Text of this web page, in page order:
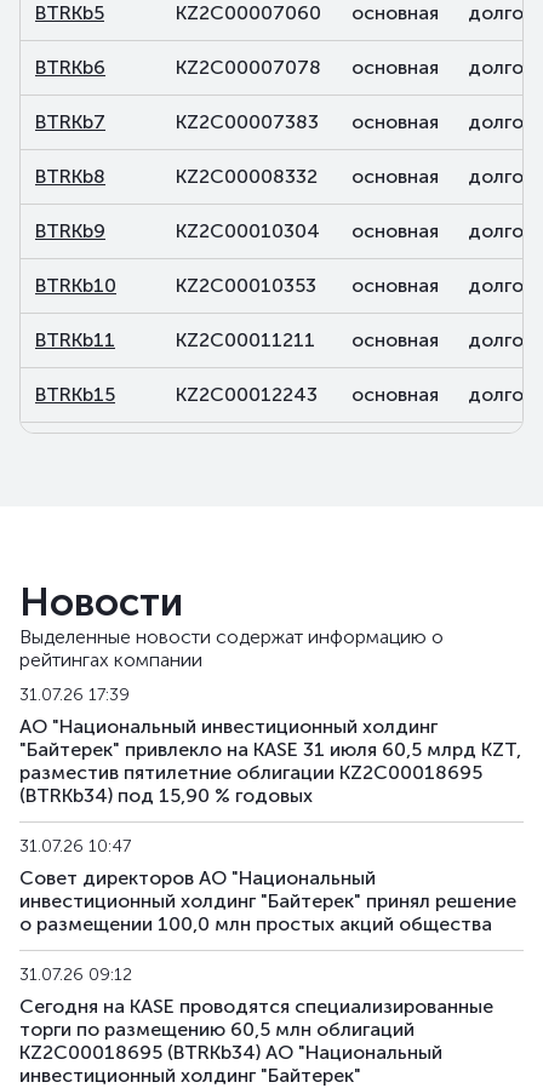
BTRKb5 KZ2C00007060 основная
BTRKb6 KZ2C00007078 основная
BTRKb7 KZ2C00007383 основная
BTRKb8 KZ2C00008332 основная
BTRKb9 KZ2C00010304 основная
BTRKb10 KZ2C00010353 основная
BTRKb11 KZ2C00011211 основная
BTRKb15 KZ2C00012243 основная
BTRKb23 KZ2C00013928
BTRKb24 KZ2C00013936
BTRKb26 KZ2C00014041 основная
BTRKb28 KZ2C00016160 основная
BTRKb29 KZ2C00015485 основная
BTRKb30 KZ2C00017820 основная
BTRKb31 KZ2C00017903 основная
BTRKb33 KZ2C00018703 основная
Новости
Выделенные новости содержат информацию о
рейтингах компании
31.07.26 17:39
АО "Национальный инвестиционный холдинг
"Байтерек" привлекло на KASE 31 июля 60,5 млрд KZT,
разместив пятилетние облигации KZ2C00018695
(BTRKb34) под 15,90 % годовых
31.07.26 10:47
Совет директоров АО "Национальный
инвестиционный холдинг "Байтерек" принял решение
о размещении 100,0 млн простых акций общества
31.07.26 09:12
Сегодня на KASE проводятся специализированные
торги по размещению 60,5 млн облигаций
KZ2C00018695 (BTRKb34) АО "Национальный
инвестиционный холдинг "Байтерек"